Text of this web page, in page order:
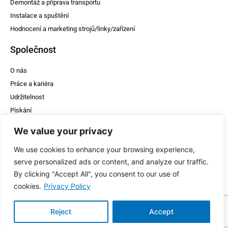
We value your privacy
We use cookies to enhance your browsing experience,
serve personalized ads or content, and analyze our traffic.
By clicking "Accept All", you consent to our use of
cookies. Privacy Policy
Reject Accept
Demontáž a příprava transportu
Instalace a spuštění
Hodnocení a marketing strojů/linky/zařízení
Společnost
O nás
Práce a kariéra
Udržitelnost
Pískání
Stiskněte
Podpora
+370 675 79742